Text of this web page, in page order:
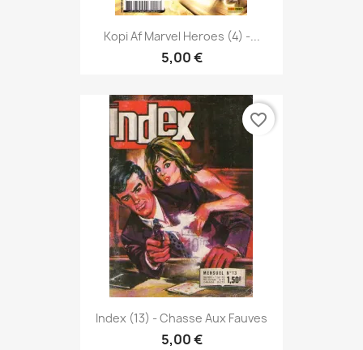
Kopi Af Marvel Heroes (4) -...
5,00 €
Index (13) - Chasse Aux Fauves
5,00 €
favorite_border